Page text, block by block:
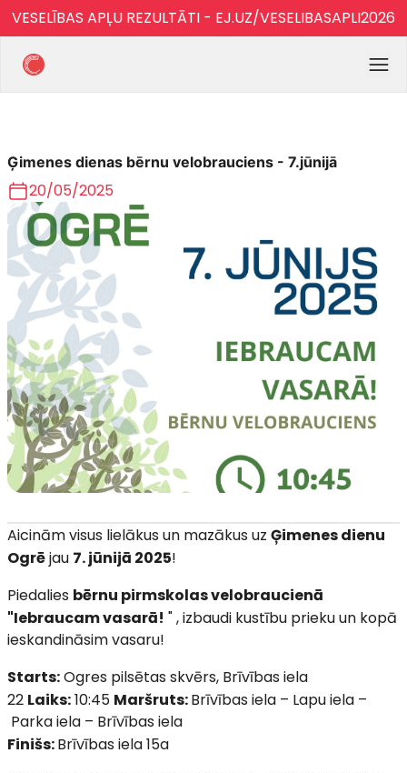
VESELĪBAS APĻU REZULTĀTI - EJ.UZ/VESELIBASAPLI2026
Ģimenes dienas bērnu velobrauciens - 7.jūnijā
20/05/2025
Aicinām visus lielākus un mazākus uz Ģimenes dienu
Ogrējau 7. jūnijā 2025!
Piedalies bērnu pirmskolas velobraucienā
"Iebraucam vasarā! " , izbaudi kustību prieku un kopā
ieskandināsim vasaru!
Starts:Ogres pilsētas skvērs, Brīvības iela
22 Laiks:10:45 Maršruts:Brīvības iela – Lapu iela –
Parka iela – Brīvības iela
Finišs:Brīvības iela 15a